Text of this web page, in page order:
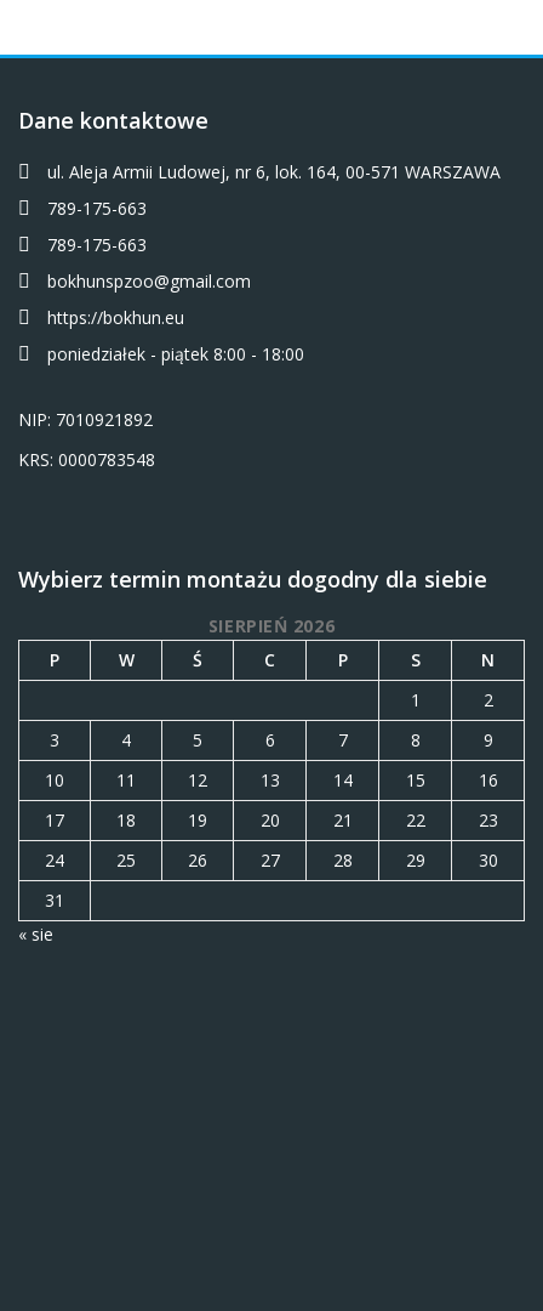
Dane kontaktowe
ul. Aleja Armii Ludowej, nr 6, lok. 164, 00-571 WARSZAWA
789-175-663
789-175-663
bokhunspzoo@gmail.com
https://bokhun.eu
poniedziałek - piątek 8:00 - 18:00
NIP: 7010921892
KRS: 0000783548
Wybierz termin montażu dogodny dla siebie
SIERPIEŃ 2026
P
W Ś C P S
N
1
2
3
4 5 6 7 8
9
10
11 12 13 14 15
16
17
18 19 20 21 22
23
24
25 26 27 28 29
30
31
« sie